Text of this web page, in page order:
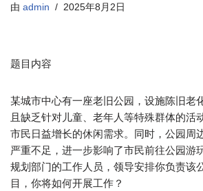
由 admin 2025年8月2日
题目内容​
某城市中心有一座老旧公园，设施陈旧老
且缺乏针对儿童、老年人等特殊群体的活
市民日益增长的休闲需求。同时，公园周
严重不足，进一步影响了市民前往公园游
规划部门的工作人员，领导安排你负责该
目，你将如何开展工作？​